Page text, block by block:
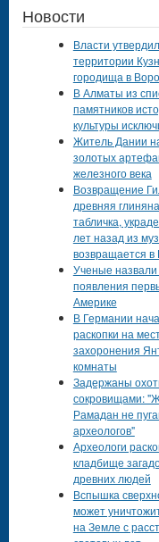
Новости
Власти
территории
городища в
В Алматы из
памятников
культуры
Житель Дании
золотых
железного века
Возвращение
древняя
табличка,
лет назад из
возвращается в
Ученые
появления
Америке
В Германии
раскопки на
захоронения
комнаты
Задержаны
сокровищами:
Рамадан не
археологов"
Археологи
кладбище
древних людей
Вспышка
может
на Земле с